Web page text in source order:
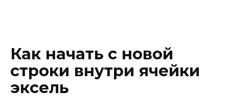
Как начать с новой
строки внутри ячейки
эксель